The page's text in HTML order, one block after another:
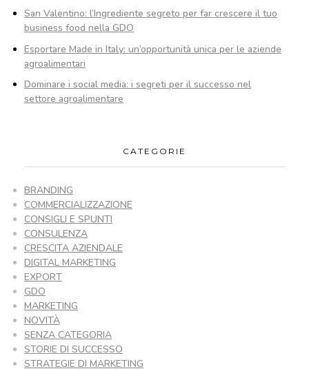
San Valentino: l’Ingrediente segreto per far crescere il tuo
business food nella GDO
Esportare Made in Italy: un’opportunità unica per le aziende
agroalimentari
Dominare i social media: i segreti per il successo nel
settore agroalimentare
CATEGORIE
BRANDING
COMMERCIALIZZAZIONE
CONSIGLI E SPUNTI
CONSULENZA
CRESCITA AZIENDALE
DIGITAL MARKETING
EXPORT
GDO
MARKETING
NOVITÀ
SENZA CATEGORIA
STORIE DI SUCCESSO
STRATEGIE DI MARKETING